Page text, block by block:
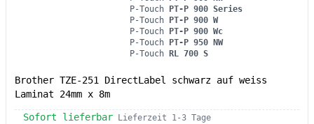
P-Touch PT-P 900 Series
P-Touch PT-P 900 W
P-Touch PT-P 900 Wc
P-Touch PT-P 950 NW
P-Touch RL 700 S
Brother TZE-251 DirectLabel schwarz auf weiss
Laminat 24mm x 8m
Sofort lieferbar Lieferzeit 1-3 Tage